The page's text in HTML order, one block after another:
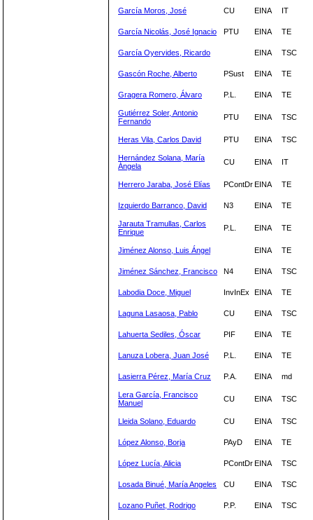
García Moros, José CU EINA IT
García Nicolás, José Ignacio PTU EINA TE
García Oyervides, Ricardo EINA TSC
Gascón Roche, Alberto PSust EINA TE
Gragera Romero, Álvaro P.L. EINA TE
Gutiérrez Soler, Antonio
Fernando
PTU EINA TSC
Heras Vila, Carlos David PTU EINA TSC
Hernández Solana, María
Ángela
CU EINA IT
Herrero Jaraba, José Elías PContDrEINA TE
Izquierdo Barranco, David N3 EINA TE
Jarauta Tramullas, Carlos
Enrique
P.L. EINA TE
Jiménez Alonso, Luis Ángel EINA TE
Jiménez Sánchez, Francisco N4 EINA TSC
Labodia Doce, Miguel InvInEx EINA TE
Laguna Lasaosa, Pablo CU EINA TSC
Lahuerta Sediles, Óscar PIF EINA TE
Lanuza Lobera, Juan José P.L. EINA TE
Lasierra Pérez, María Cruz P.A. EINA md
Lera García, Francisco
Manuel
CU EINA TSC
Lleida Solano, Eduardo CU EINA TSC
López Alonso, Borja PAyD EINA TE
López Lucía, Alicia PContDrEINA TSC
Losada Binué, María Angeles CU EINA TSC
Lozano Puñet, Rodrigo P.P. EINA TSC